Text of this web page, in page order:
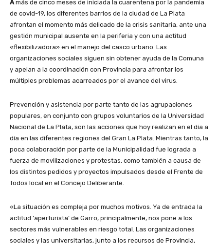
A más de cinco meses de iniciada la cuarentena por la pandemia
de covid-19, los diferentes barrios de la ciudad de La Plata
afrontan el momento más delicado de la crisis sanitaria, ante una
gestión municipal ausente en la periferia y con una actitud
«flexibilizadora» en el manejo del casco urbano. Las
organizaciones sociales siguen sin obtener ayuda de la Comuna
y apelan a la coordinación con Provincia para afrontar los
múltiples problemas acarreados por el avance del virus.
Prevención y asistencia por parte tanto de las agrupaciones
populares, en conjunto con grupos voluntarios de la Universidad
Nacional de La Plata, son las acciones que hoy realizan en el día a
día en las diferentes regiones del Gran La Plata. Mientras tanto, la
poca colaboración por parte de la Municipalidad fue lograda a
fuerza de movilizaciones y protestas, como también a causa de
los distintos pedidos y proyectos impulsados desde el Frente de
Todos local en el Concejo Deliberante.
«La situación es compleja por muchos motivos. Ya de entrada la
actitud ‘aperturista’ de Garro, principalmente, nos pone a los
sectores más vulnerables en riesgo total. Las organizaciones
sociales y las universitarias, junto a los recursos de Provincia,